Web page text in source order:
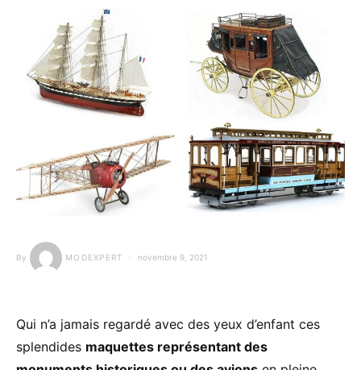
By MODEXPERT novembre 9, 2021
Qui n’a jamais regardé avec des yeux d’enfant ces
splendides maquettes représentant des